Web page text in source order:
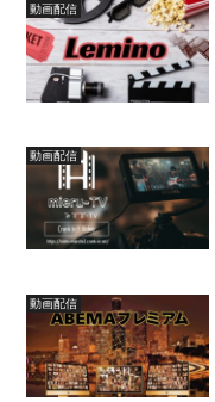
動画配信
動画配信
動画配信